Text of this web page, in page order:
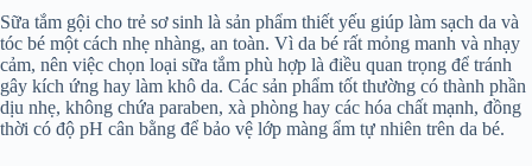
Sữa tắm gội cho trẻ sơ sinh là sản phẩm thiết yếu giúp làm sạch da và
tóc bé một cách nhẹ nhàng, an toàn. Vì da bé rất mỏng manh và nhạy
cảm, nên việc chọn loại sữa tắm phù hợp là điều quan trọng để tránh
gây kích ứng hay làm khô da. Các sản phẩm tốt thường có thành phần
dịu nhẹ, không chứa paraben, xà phòng hay các hóa chất mạnh, đồng
thời có độ pH cân bằng để bảo vệ lớp màng ẩm tự nhiên trên da bé.